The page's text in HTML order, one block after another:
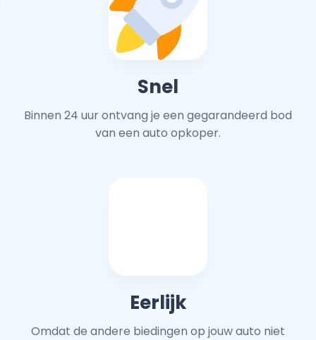
Snel
Binnen 24 uur ontvang je een gegarandeerd bod
van een auto opkoper.
Eerlijk
Omdat de andere biedingen op jouw auto niet